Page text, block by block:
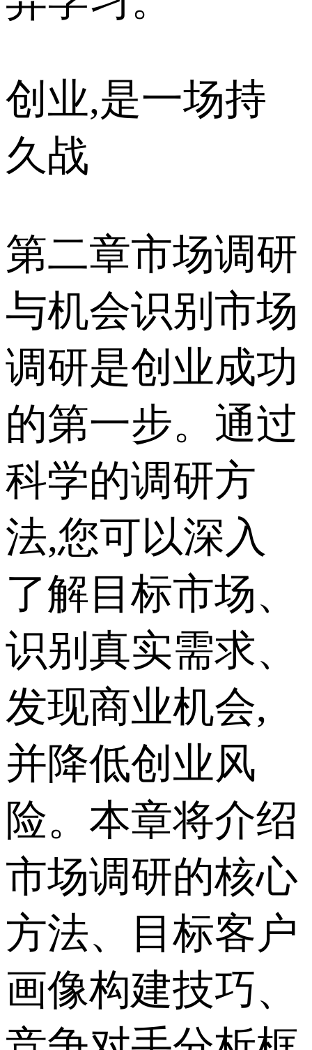
创业,是一场持
久战
第二章市场调研
与机会识别市场
调研是创业成功
的第一步。通过
科学的调研方
法,您可以深入
了解目标市场、
识别真实需求、
发现商业机会,
并降低创业风
险。本章将介绍
市场调研的核心
方法、目标客户
画像构建技巧、